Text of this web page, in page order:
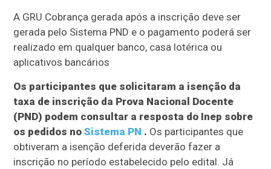
A GRU Cobrança gerada após a inscrição deve ser
gerada pelo Sistema PND e o pagamento poderá ser
realizado em qualquer banco, casa lotérica ou
aplicativos bancários
Os participantes que solicitaram a isenção da
taxa de inscrição da Prova Nacional Docente
(PND) podem consultar a resposta do Inep sobre
os pedidos noSistema PN . Os participantes que
obtiveram a isenção deferida deverão fazer a
inscrição no período estabelecido pelo edital. Já